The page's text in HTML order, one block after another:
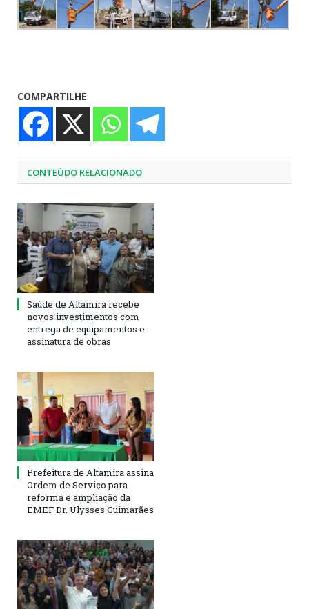
COMPARTILHE
CONTEÚDO RELACIONADO
Saúde de Altamira recebe
novos investimentos com
entrega de equipamentos e
assinatura de obras
Prefeitura de Altamira assina
Ordem de Serviço para
reforma e ampliação da
EMEF Dr. Ulysses Guimarães